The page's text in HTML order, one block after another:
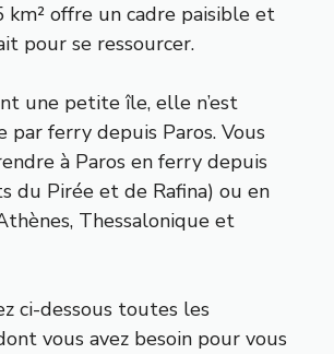
offre un cadre paisible et
pour se ressourcer.
une petite île, elle n’est
par ferry depuis Paros. Vous
à Paros en ferry depuis
du Pirée et de Rafina) ou en
Thessalonique et
ci-dessous toutes les
vous avez besoin pour vous